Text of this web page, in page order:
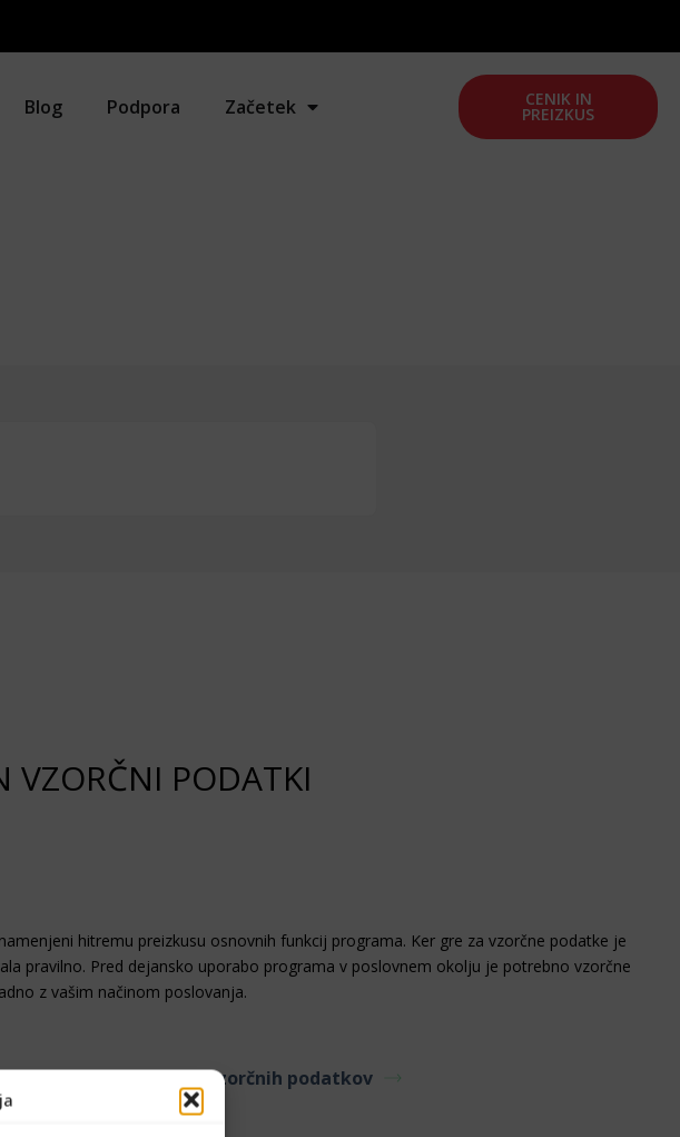
Blog Podpora Začetek CENIK IN
PREIZKUS
VZORČNI PODATKI
hitremu preizkusu osnovnih funkcij programa. Ker gre za vzorčne podatke je
pravilno. Pred dejansko uporabo programa v poslovnem okolju je potrebno vzorčne
z vašim načinom poslovanja.
3. Izbris vzorčnih podatkov